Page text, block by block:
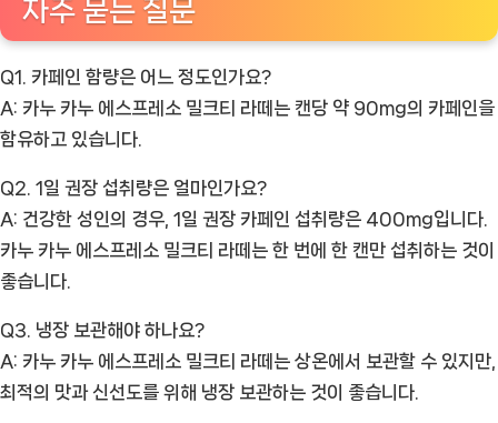
자주 묻는 질문
Q1. 카페인 함량은 어느 정도인가요?
A: 카누 카누 에스프레소 밀크티 라떼는 캔당 약 90mg의 카페인을
함유하고 있습니다.
Q2. 1일 권장 섭취량은 얼마인가요?
A: 건강한 성인의 경우, 1일 권장 카페인 섭취량은 400mg입니다.
카누 카누 에스프레소 밀크티 라떼는 한 번에 한 캔만 섭취하는 것이
좋습니다.
Q3. 냉장 보관해야 하나요?
A: 카누 카누 에스프레소 밀크티 라떼는 상온에서 보관할 수 있지만,
최적의 맛과 신선도를 위해 냉장 보관하는 것이 좋습니다.